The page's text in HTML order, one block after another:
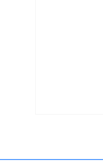
策时，应